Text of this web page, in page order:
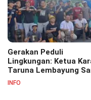
Gerakan Peduli
Lingkungan: Ketua
Taruna Lembayung
Irvan Permana Ajak
INFO